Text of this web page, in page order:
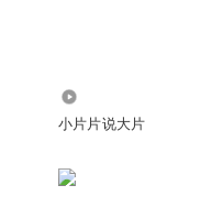
小片片说大片